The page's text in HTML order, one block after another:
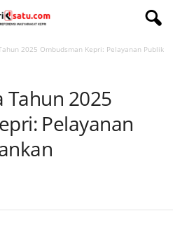
2025 Ombudsman Kepri: Pelayanan Publik
Tahun 2025
Pelayanan